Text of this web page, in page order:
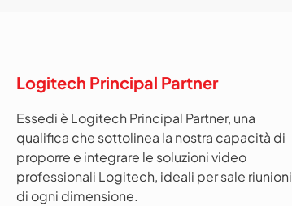
Logitech Principal Partner
Essedi è Logitech Principal Partner, una
qualifica che sottolinea la nostra capacità di
proporre e integrare le soluzioni video
professionali Logitech, ideali per sale riunioni
di ogni dimensione.